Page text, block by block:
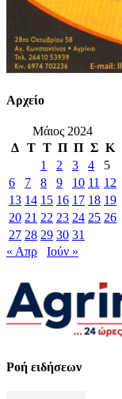
Αρχείο
Μάιος 2024
Δ Τ Τ Π Π Σ Κ
1
2 3 4
5
6
7 8 9 10 11 12
13 14 15 16 17 18 19
20 21 22 23 24 25 26
27 28 29 30 31
« Απρ
Ιούν »
Ροή ειδήσεων